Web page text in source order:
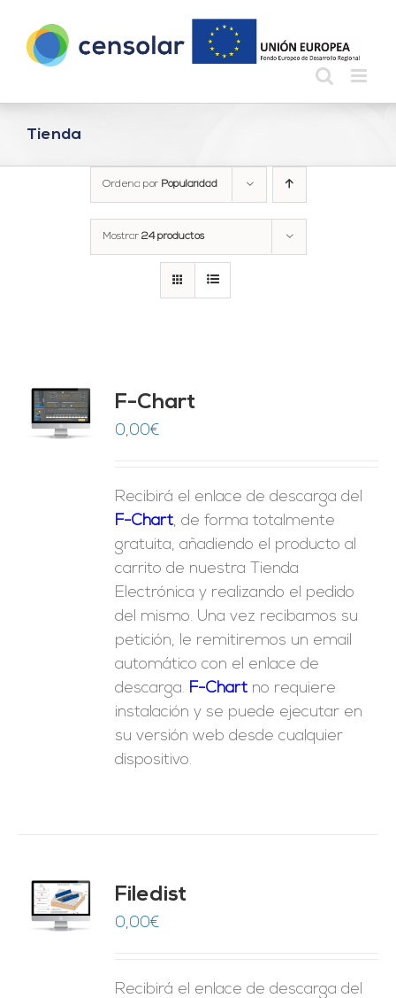
contenido
Tienda
Ordena por Popularidad
Mostrar 24 productos
F-Chart
0,00€
Recibirá el enlace de descarga del
F-Chart, de forma totalmente
gratuita, añadiendo el producto al
carrito de nuestra Tienda
Electrónica y realizando el pedido
del mismo. Una vez recibamos su
petición, le remitiremos un email
automático con el enlace de
descarga. F-Chart no requiere
instalación y se puede ejecutar en
su versión web desde cualquier
dispositivo.
Filedist
0,00€
Recibirá el enlace de descarga del